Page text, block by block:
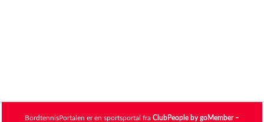
BordtennisPortalen er en sportsportal fra ClubPeople by goMember –